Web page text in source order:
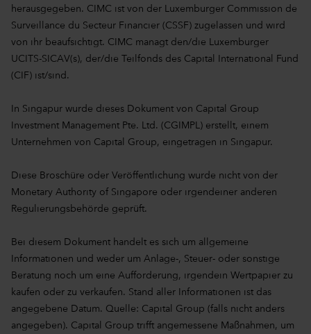
herausgegeben. CIMC ist von der Luxemburger Commission de
Surveillance du Secteur Financier (CSSF) zugelassen und wird
von ihr beaufsichtigt. CIMC managt den/die Luxemburger
UCITS-SICAV(s), der/die Teilfonds des Capital International Fund
(CIF) ist/sind.
In Singapur wurde dieses Dokument von Capital Group
Investment Management Pte. Ltd. (CGIMPL) erstellt, einem
Unternehmen von Capital Group, eingetragen in Singapur.
Diese Broschüre oder Veröffentlichung wurde nicht von der
Monetary Authority of Singapore oder irgendeiner anderen
Regulierungsbehörde geprüft.
Bei diesem Dokument handelt es sich um allgemeine
Informationen und weder um Anlage-, Steuer- oder sonstige
Beratung noch um eine Aufforderung, irgendein Wertpapier zu
kaufen oder zu verkaufen. Stand aller Informationen ist das
angegebene Datum. Quelle: Capital Group (falls nicht anders
angegeben). Capital Group trifft angemessene Maßnahmen, um